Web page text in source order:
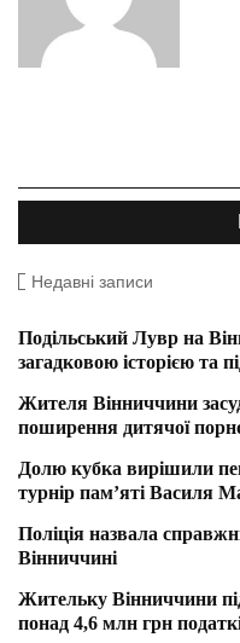
Недавні записи
Подільський Лувр на
загадковою історією та
Жителя Вінниччини
поширення дитячої
Долю кубка вирішили
турнір пам’яті Василя
Поліція назвала
Вінниччині
Жительку Вінниччини
понад 4,6 млн грн